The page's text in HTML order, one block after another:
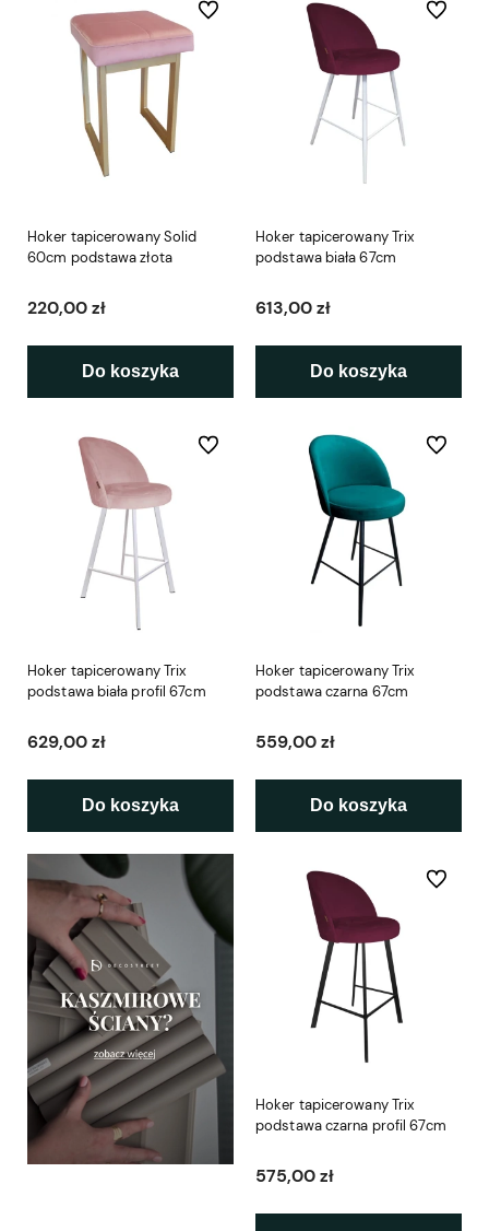
Hoker tapicerowany Solid
60cm podstawa złota
220,00 zł
Do koszyka
Do ulubionych
Hoker tapicerowany Trix
podstawa biała 67cm
613,00 zł
Do koszyka
Do
Hoker tapicerowany Trix
podstawa biała profil 67cm
629,00 zł
Do koszyka
Do ulubionych
Hoker tapicerowany Trix
podstawa czarna 67cm
559,00 zł
Do koszyka
Do
Hoker tapicerowany Trix
podstawa czarna profil 67cm
575,00 zł
Do